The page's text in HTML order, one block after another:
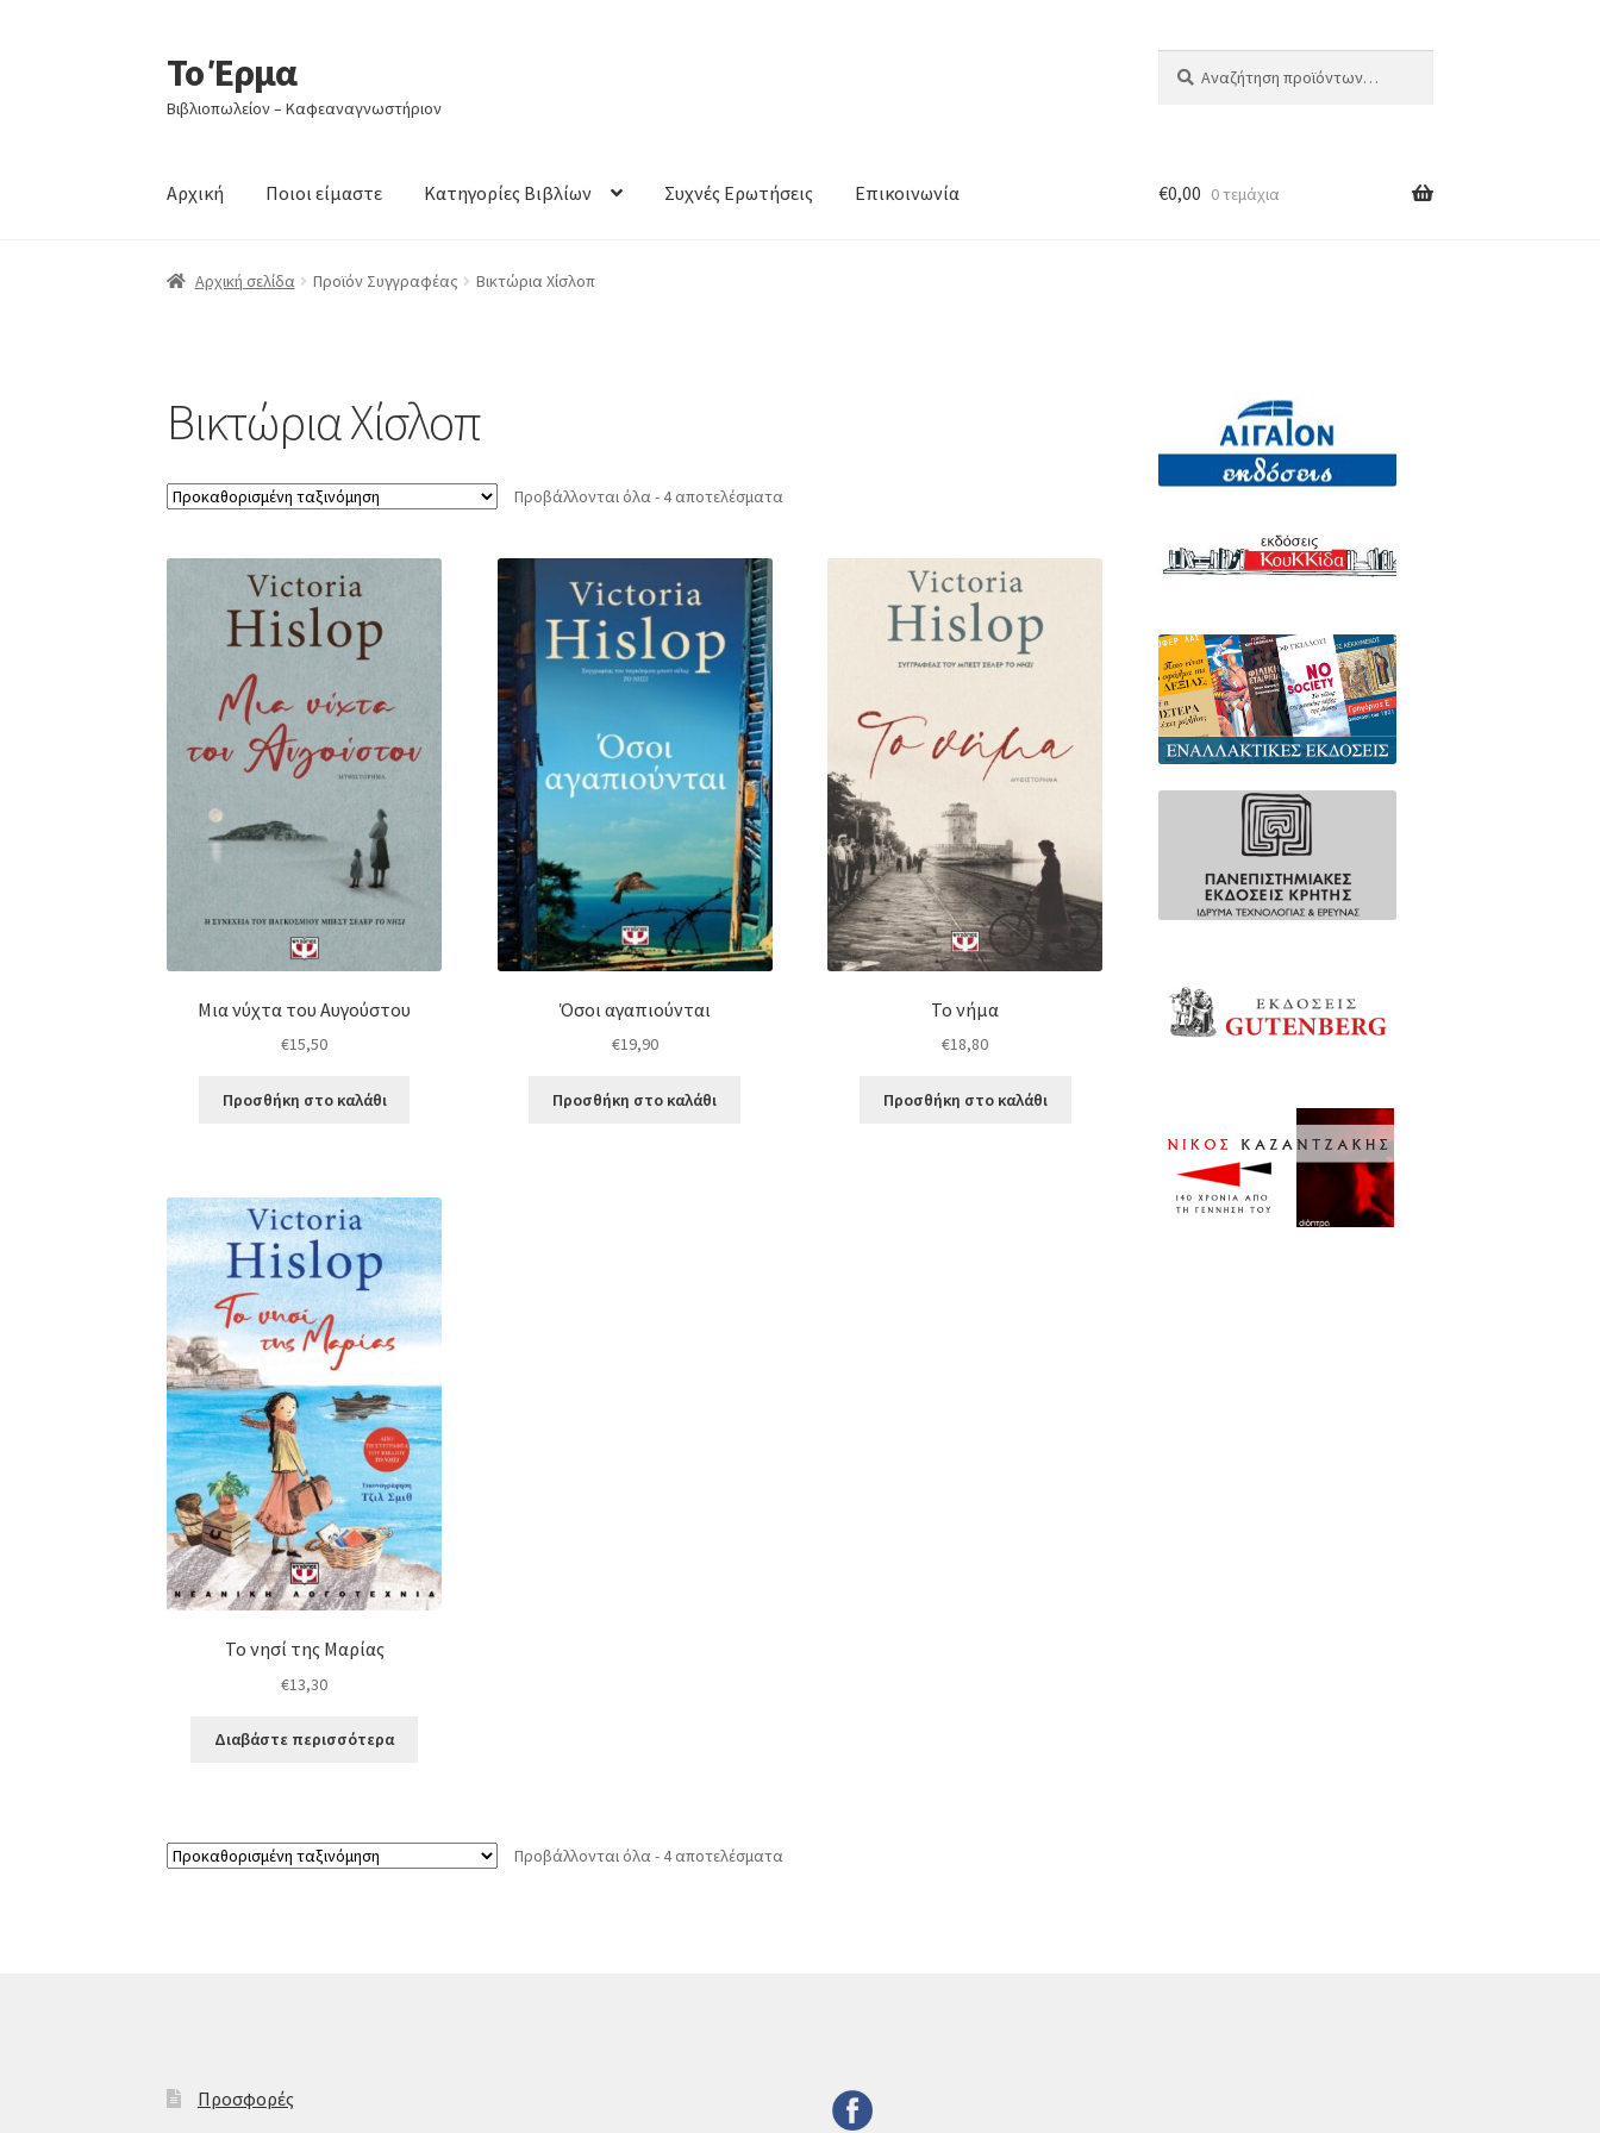
Απευθείας
μετάβαση
στην
Μετάβαση
σε
περιεχόμενο
Το Έρμα
Βιβλιοπωλείον – Καφεαναγνωστήριον
για:
Αρχική Ποιοι είμαστε Κατηγορίες Βιβλίων Συχνές Ερωτήσεις Επικοινωνία €0,00 0 τεμάχια
Αρχική σελίδα Προϊόν Συγγραφέας Βικτώρια Χίσλοπ
Βικτώρια Χίσλοπ
Προβάλλονται όλα - 4 αποτελέσματα
Μια νύχτα του Αυγούστου
€15,50
Προσθήκη στο καλάθι
Όσοι αγαπιούνται
€19,90
Προσθήκη στο καλάθι
Το νήμα
€18,80
Προσθήκη στο καλάθι
Το νησί της Μαρίας
€13,30
Διαβάστε περισσότερα
Προβάλλονται όλα - 4 αποτελέσματα
Προσφορές